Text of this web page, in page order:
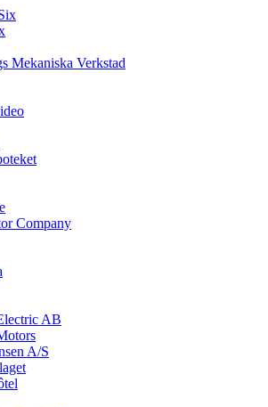
Mekaniska Verkstad
Company
AB
A/S